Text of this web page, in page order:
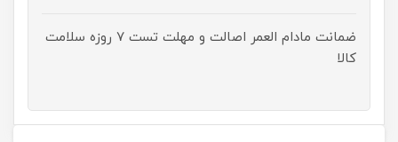
ضمانت مادام العمر اصالت و مهلت تست ۷ روزه سلامت
کالا